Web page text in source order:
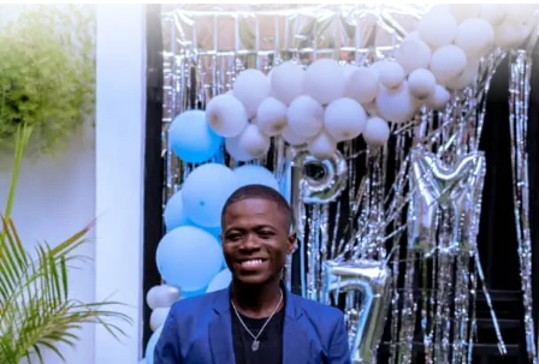
Appolon Guy Alain brille comme un phare
dans l’industrie du web design en Haïti.
Avec plus de 70 sites internet à son actif,
des systèmes intranet et bien d’autres
projets, il est reconnu comme une
référence incontestable dans son domaine.
Ce qui distingue les réalisations d’Appolon
sont les interfaces attrayantes qu’il crée.
Des sites tels que
https://haitiwonderland.com/,
https://leadersdedemain.org/,
https://shippex.net/, https://telehaiti.ht/,
https://www.kelphotographystudio.com/,